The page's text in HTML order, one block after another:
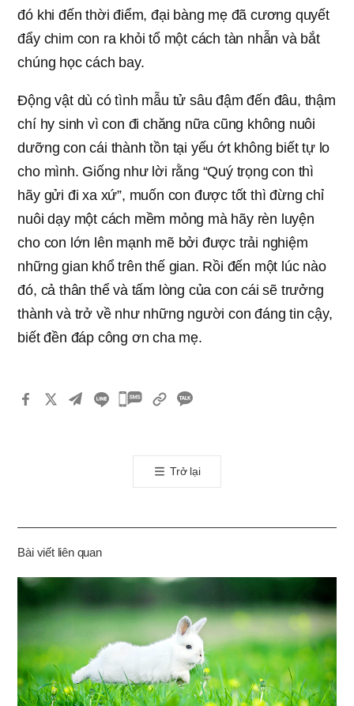
đó khi đến thời điểm, đại bàng mẹ đã cương quyết
đẩy chim con ra khỏi tổ một cách tàn nhẫn và bắt
chúng học cách bay.
Động vật dù có tình mẫu tử sâu đậm đến đâu, thậm
chí hy sinh vì con đi chăng nữa cũng không nuôi
dưỡng con cái thành tồn tại yếu ớt không biết tự lo
cho mình. Giống như lời rằng “Quý trọng con thì
hãy gửi đi xa xứ”, muốn con được tốt thì đừng chỉ
nuôi dạy một cách mềm mỏng mà hãy rèn luyện
cho con lớn lên mạnh mẽ bởi được trải nghiệm
những gian khổ trên thế gian. Rồi đến một lúc nào
đó, cả thân thể và tấm lòng của con cái sẽ trưởng
thành và trở về như những người con đáng tin cậy,
biết đền đáp công ơn cha mẹ.
카
톡
공
기
Trở lại
Bài viết liên quan